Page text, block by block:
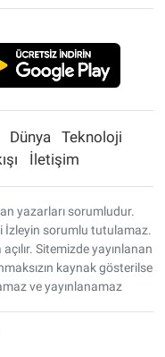
Dünya
Teknoloji
İletişim
yazarları sorumludur.
İzleyin sorumlu tutulamaz.
Sitemizde yayınlanan
kaynak gösterilse
ve yayınlanamaz